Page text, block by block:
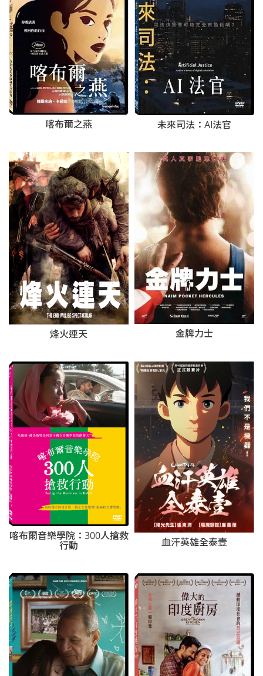
喀布爾之燕 未來司法：AI法官
烽火連天 金牌力士
喀布爾音樂學院：300人搶救
行動 血汗英雄全泰壹